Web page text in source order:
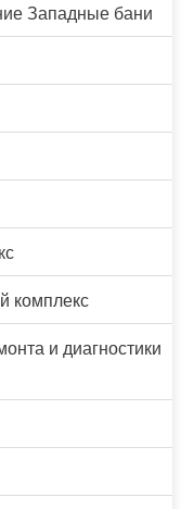
Западные бани
комплекс
и диагностики